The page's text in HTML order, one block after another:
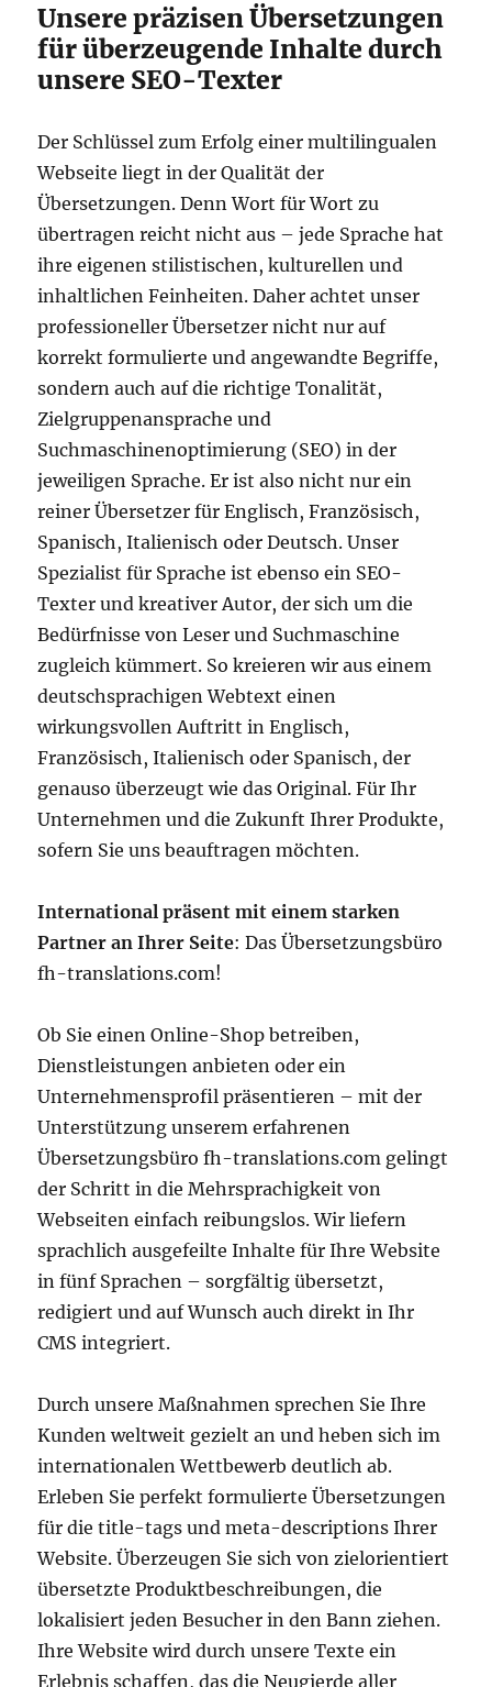
Unsere präzisen Übersetzungen
für überzeugende Inhalte durch
unsere SEO-Texter
Der Schlüssel zum Erfolg einer multilingualen
Webseite liegt in der Qualität der
Übersetzungen. Denn Wort für Wort zu
übertragen reicht nicht aus – jede Sprache hat
ihre eigenen stilistischen, kulturellen und
inhaltlichen Feinheiten. Daher achtet unser
professioneller Übersetzer nicht nur auf
korrekt formulierte und angewandte Begriffe,
sondern auch auf die richtige Tonalität,
Zielgruppenansprache und
Suchmaschinenoptimierung (SEO) in der
jeweiligen Sprache. Er ist also nicht nur ein
reiner Übersetzer für Englisch, Französisch,
Spanisch, Italienisch oder Deutsch. Unser
Spezialist für Sprache ist ebenso ein SEO-
Texter und kreativer Autor, der sich um die
Bedürfnisse von Leser und Suchmaschine
zugleich kümmert. So kreieren wir aus einem
deutschsprachigen Webtext einen
wirkungsvollen Auftritt in Englisch,
Französisch, Italienisch oder Spanisch, der
genauso überzeugt wie das Original. Für Ihr
Unternehmen und die Zukunft Ihrer Produkte,
sofern Sie uns beauftragen möchten.
International präsent mit einem starken
Partner an Ihrer Seite: Das Übersetzungsbüro
fh-translations.com!
Ob Sie einen Online-Shop betreiben,
Dienstleistungen anbieten oder ein
Unternehmensprofil präsentieren – mit der
Unterstützung unserem erfahrenen
Übersetzungsbüro fh-translations.com gelingt
der Schritt in die Mehrsprachigkeit von
Webseiten einfach reibungslos. Wir liefern
sprachlich ausgefeilte Inhalte für Ihre Website
in fünf Sprachen – sorgfältig übersetzt,
redigiert und auf Wunsch auch direkt in Ihr
CMS integriert.
Durch unsere Maßnahmen sprechen Sie Ihre
Kunden weltweit gezielt an und heben sich im
internationalen Wettbewerb deutlich ab.
Erleben Sie perfekt formulierte Übersetzungen
für die title-tags und meta-descriptions Ihrer
Website. Überzeugen Sie sich von zielorientiert
übersetzte Produktbeschreibungen, die
lokalisiert jeden Besucher in den Bann ziehen.
Ihre Website wird durch unsere Texte ein
Erlebnis schaffen, das die Neugierde aller